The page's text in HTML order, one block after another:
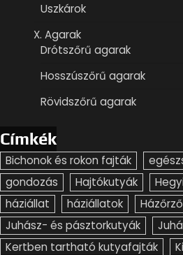
Uszkárok
X. Agarak
Drótszőrű agarak
Hosszúszőrű agarak
Rövidszőrű agarak
Címkék
Bichonok és rokon fajták
gondozás
Hajtókutyák
háziállat
háziállatok
Juhász- és pásztorkutyák
Kertben tartható kutyafajták